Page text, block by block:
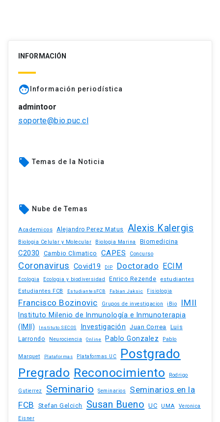
INFORMACIÓN
face Información periodística
admintoor
soporte@bio.puc.cl
local_offer Temas de la Noticia
local_offer Nube de Temas
Academicos Alejandro Perez Matus Alexis Kalergis
Biologia Celular y Molecular Biologia Marina Biomedicina
C2030 Cambio Climatico CAPES Concurso
Coronavirus Covid19 DIP Doctorado ECIM
Ecologia Ecologia y biodiversidad Enrico Rezende estudiantes
Estudiantes FCB EstudiantesFCB Fabian Jaksic Fisiologia
Francisco Bozinovic Grupos de investigacion iBio IMII
Instituto Milenio de Inmunología e Inmunoterapia
(IMII)
Instituto SECOS Investigación Juan Correa Luis
Larrondo
Neurociencia Online Pablo Gonzalez Pablo
Marquet Plataformas Plataformas UC Postgrado
Pregrado Reconocimiento Rodrigo
Gutierrez Seminario Seminarios
Seminarios en la
FCB
Stefan Gelcich Susan Bueno UC UMA
Veronica
Eisner